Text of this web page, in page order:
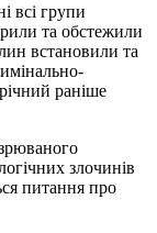
всі групи
та обстежили
встановили та
раніше
злочинів
питання про